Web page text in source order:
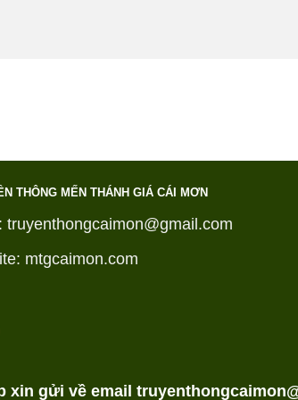
THÔNG MẾN THÁNH GIÁ CÁI MƠN
truyenthongcaimon@gmail.com
mtgcaimon.com
xin gửi về email